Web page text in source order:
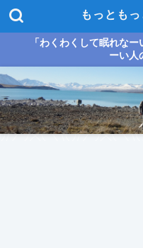
もっとも
「わくわくして眠れな
ーい人